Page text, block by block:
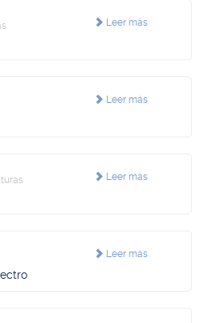
Leer más
Leer más
Leer más
Leer más